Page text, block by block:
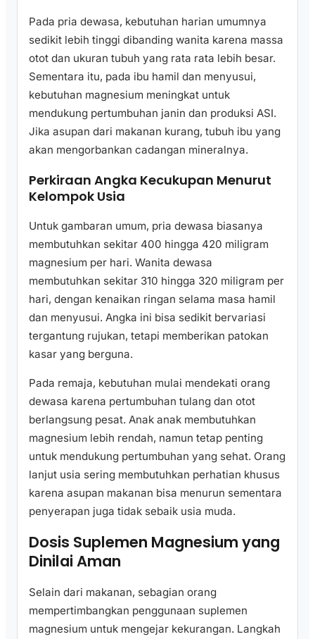
Pada pria dewasa, kebutuhan harian umumnya
sedikit lebih tinggi dibanding wanita karena massa
otot dan ukuran tubuh yang rata rata lebih besar.
Sementara itu, pada ibu hamil dan menyusui,
kebutuhan magnesium meningkat untuk
mendukung pertumbuhan janin dan produksi ASI.
Jika asupan dari makanan kurang, tubuh ibu yang
akan mengorbankan cadangan mineralnya.
Perkiraan Angka Kecukupan Menurut
Kelompok Usia
Untuk gambaran umum, pria dewasa biasanya
membutuhkan sekitar 400 hingga 420 miligram
magnesium per hari. Wanita dewasa
membutuhkan sekitar 310 hingga 320 miligram per
hari, dengan kenaikan ringan selama masa hamil
dan menyusui. Angka ini bisa sedikit bervariasi
tergantung rujukan, tetapi memberikan patokan
kasar yang berguna.
Pada remaja, kebutuhan mulai mendekati orang
dewasa karena pertumbuhan tulang dan otot
berlangsung pesat. Anak anak membutuhkan
magnesium lebih rendah, namun tetap penting
untuk mendukung pertumbuhan yang sehat. Orang
lanjut usia sering membutuhkan perhatian khusus
karena asupan makanan bisa menurun sementara
penyerapan juga tidak sebaik usia muda.
Dosis Suplemen Magnesium yang
Dinilai Aman
Selain dari makanan, sebagian orang
mempertimbangkan penggunaan suplemen
magnesium untuk mengejar kekurangan. Langkah